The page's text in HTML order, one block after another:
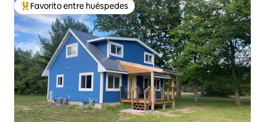
Favorito entre huéspedes preferido
Favorito entre huéspedes